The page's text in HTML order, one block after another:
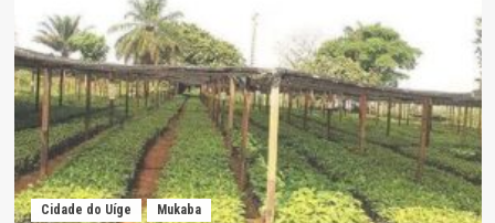
Cidade do Uíge Mukaba